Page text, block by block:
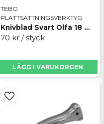
TEBO
PLATTSÄTTNINGSVERKTYG
Knivblad Svart Olfa 18 mm
70 kr / styck
LÄGG I VARUKORGEN